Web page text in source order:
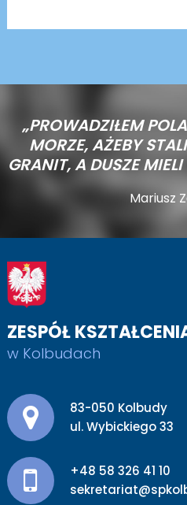
„PROWADZIŁEM
MORZE,AŻEBY
GRANIT, A DUSZE
Mariusz
ZESPÓŁ
w Kolbudach
Adres pocztowy:
83-050 Kolbudy
ul. Wybickiego 33
+48 58 326 41 10